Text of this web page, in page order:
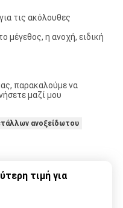
τις ακόλουθες
μέγεθος, η ανοχή, ειδική
παρακαλούμε να
μαζί μου
ανοξείδωτου
τιμή για